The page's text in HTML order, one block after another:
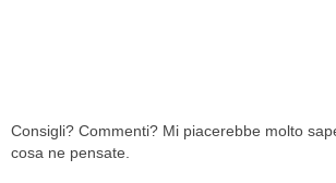
Consigli? Commenti? Mi piacerebbe molto
cosa ne pensate.